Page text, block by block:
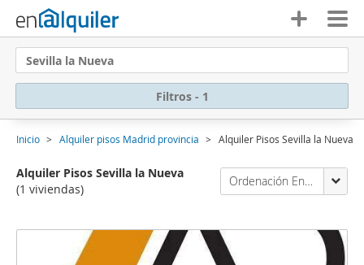
Sevilla la Nueva
Filtros - 1
Inicio Alquiler pisos Madrid provincia Alquiler Pisos Sevilla la Nueva
Alquiler Pisos Sevilla la Nueva
(1 viviendas)
Ordenación Enalquiler